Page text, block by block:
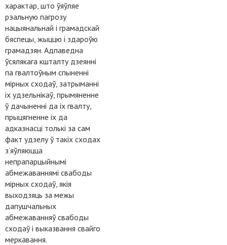
характар, што ўяўляе
рэальную пагрозу
нацыянальнай і грамадскай
бяспецы, жыццю і здароўю
грамадзян. Адпаведна
ўсялякага кшталту дзеянні
па гвалтоўным спыненні
мірных сходаў, затрыманні
іх удзельнікаў, прымяненне
ў дачыненні да іх гвалту,
прыцягненне іх да
адказнасці толькі за сам
факт удзелу ў такіх сходах
з’яўляюцца
непрапарцыйнымі
абмежаваннямі свабоды
мірных сходаў, якія
выходзяць за межы
дапушчальных
абмежаванняў свабоды
сходаў і выказвання свайго
меркавання.